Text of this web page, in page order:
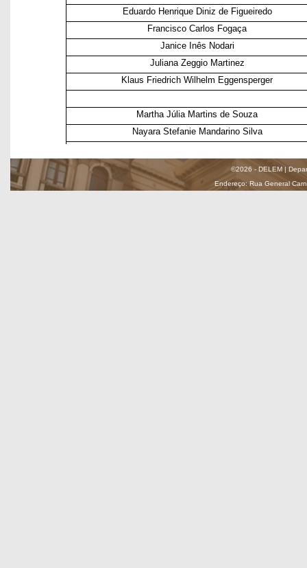
©2026 - DELEM |
Endereço: Rua General